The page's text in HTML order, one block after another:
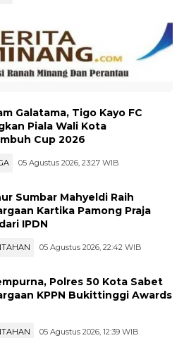
Galatama, Tigo Kayo FC
Piala Wali Kota
Cup 2026
05 Agustus 2026, 23:27 WIB
Sumbar Mahyeldi Raih
Kartika Pamong Praja
IPDN
05 Agustus 2026, 22:42 WIB
Polres 50 Kota Sabet
KPPN Bukittinggi Awards
05 Agustus 2026, 12:39 WIB